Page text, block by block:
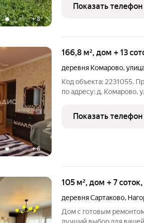
+8
Показать телефон
+6
166,8 м², дом + 13
деревня Комарово,
Код объекта: 2231055.
по адресу: д. Комарово,
потолков 2,6 м.
организации рабочих или
Показать телефон
105 м², дом + 7
деревня Сартаково,
Дом с готовым ремонтом заезжай и живи! Почему этот